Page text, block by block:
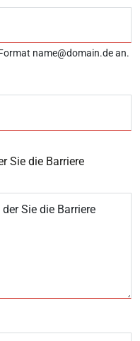
name@domain.de an.
Sie die Barriere